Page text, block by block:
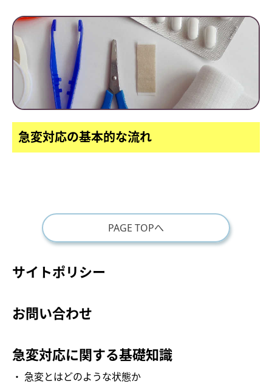
急変対応の基本的な流れ
PAGE TOPへ
サイトポリシー
お問い合わせ
急変対応に関する基礎知識
急変とはどのような状態か